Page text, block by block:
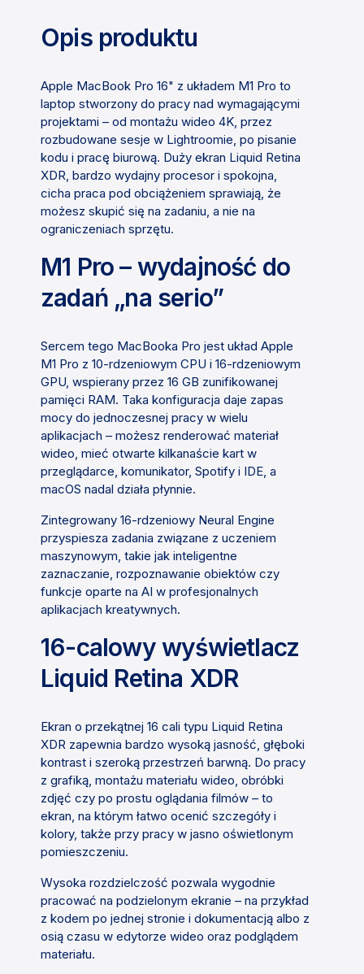
Opis produktu
Apple MacBook Pro 16" z układem M1 Pro to
laptop stworzony do pracy nad wymagającymi
projektami – od montażu wideo 4K, przez
rozbudowane sesje w Lightroomie, po pisanie
kodu i pracę biurową. Duży ekran Liquid Retina
XDR, bardzo wydajny procesor i spokojna,
cicha praca pod obciążeniem sprawiają, że
możesz skupić się na zadaniu, a nie na
ograniczeniach sprzętu.
M1 Pro – wydajność do
zadań „na serio”
Sercem tego MacBooka Pro jest układ Apple
M1 Pro z 10-rdzeniowym CPU i 16-rdzeniowym
GPU, wspierany przez 16 GB zunifikowanej
pamięci RAM. Taka konfiguracja daje zapas
mocy do jednoczesnej pracy w wielu
aplikacjach – możesz renderować materiał
wideo, mieć otwarte kilkanaście kart w
przeglądarce, komunikator, Spotify i IDE, a
macOS nadal działa płynnie.
Zintegrowany 16-rdzeniowy Neural Engine
przyspiesza zadania związane z uczeniem
maszynowym, takie jak inteligentne
zaznaczanie, rozpoznawanie obiektów czy
funkcje oparte na AI w profesjonalnych
aplikacjach kreatywnych.
16-calowy wyświetlacz
Liquid Retina XDR
Ekran o przekątnej 16 cali typu Liquid Retina
XDR zapewnia bardzo wysoką jasność, głęboki
kontrast i szeroką przestrzeń barwną. Do pracy
z grafiką, montażu materiału wideo, obróbki
zdjęć czy po prostu oglądania filmów – to
ekran, na którym łatwo ocenić szczegóły i
kolory, także przy pracy w jasno oświetlonym
pomieszczeniu.
Wysoka rozdzielczość pozwala wygodnie
pracować na podzielonym ekranie – na przykład
z kodem po jednej stronie i dokumentacją albo z
osią czasu w edytorze wideo oraz podglądem
materiału.